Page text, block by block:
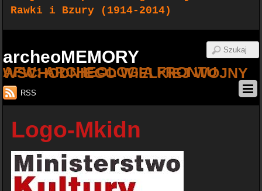
Rawki i Bzury (1914-2014)
archeoMEMORY
AFW: ARCHEOLOGIA FRONTU WSCHODNIEGO WIELKIEJ WOJNY
RSS
Logo-Mkidn